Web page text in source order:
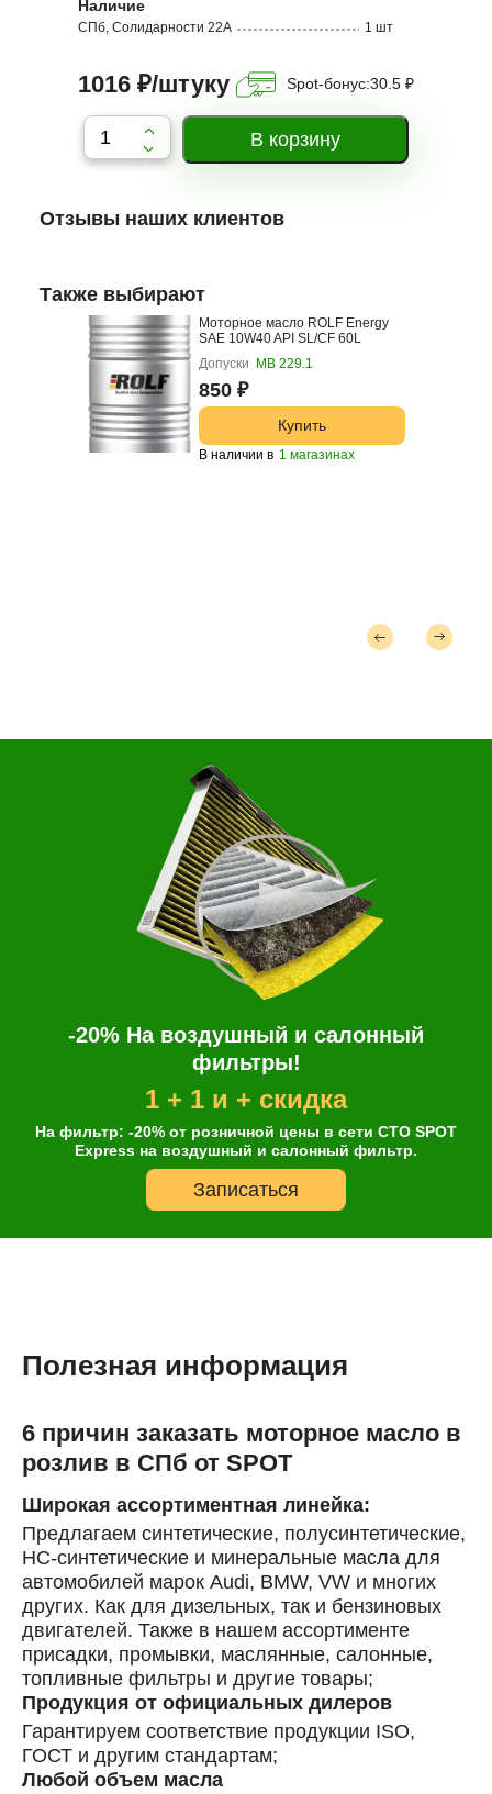
Наличие
СПб, Солидарности 22А 1 шт
1016 ₽/штуку Spot-бонус:30.5 ₽
Отзывы наших клиентов
Также выбирают
Моторное масло ROLF Energy
SAE 10W40 API SL/CF 60L
Допуски
МВ 229.1
850 ₽
Купить
В наличии в 1 магазинах
-20% На воздушный и салонный
фильтры!
1 + 1 и + скидка
На фильтр: -20% от розничной цены в сети СТО SPOT
Express на воздушный и салонный фильтр.
Записаться
Полезная информация
6 причин заказать моторное масло в
розлив в СПб от SPOT
Широкая ассортиментная линейка:
Предлагаем синтетические, полусинтетические,
HC-синтетические и минеральные масла для
автомобилей марок Audi, BMW, VW и многих
других. Как для дизельных, так и бензиновых
двигателей. Также в нашем ассортименте
присадки, промывки, маслянные, салонные,
топливные фильтры и другие товары;
Продукция от официальных дилеров
Гарантируем соответствие продукции ISO,
ГОСТ и другим стандартам;
Любой объем масла
Далее
ОК